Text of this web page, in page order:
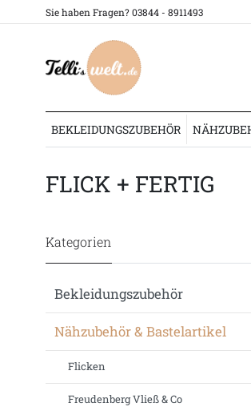
Sie haben Fragen? 03844 - 8911493
BEKLEIDUNGSZUBEHÖR
Nähzubehör & Bastelartikel Kleiber
FLICK + FERTIG
Kategorien
Bekleidungszubehör
Nähzubehör & Bastelartikel
Flicken
Freudenberg Vließ & Co